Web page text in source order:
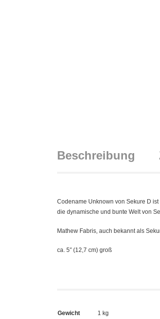
Beschreibung
Codename Unknown von Sekure D
die dynamische und bunte Welt von
Mathew Fabris, auch bekannt als
ca. 5″ (12,7 cm) groß
Gewicht 1 kg